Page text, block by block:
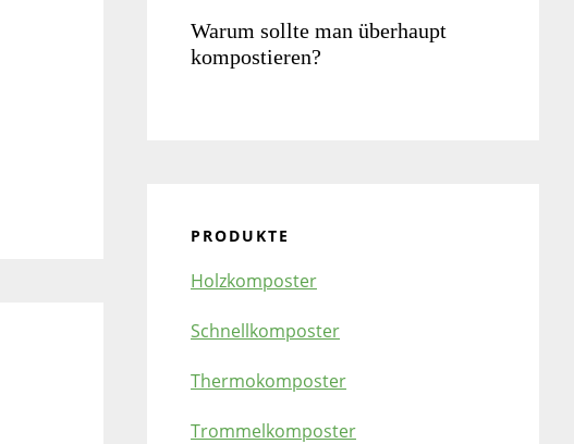
Warum sollte man überhaupt
kompostieren?
PRODUKTE
Holzkomposter
Schnellkomposter
Thermokomposter
Trommelkomposter